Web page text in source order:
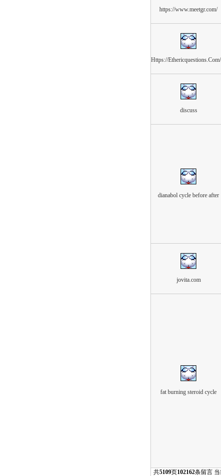
https://www.meetgr.com/
Https://
discuss
dianabol cycle before after
jovita.com
fat burning steroid cycle
共5109页102162条留言